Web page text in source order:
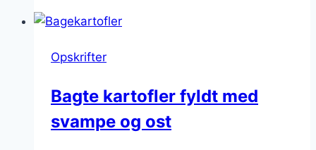
grøntsager
Opskrifter
Bagte kartofler fyldt med
svampe og ost